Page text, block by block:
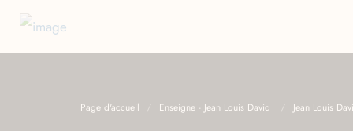
Page d'accueil Enseigne - Jean Louis David Jean Louis